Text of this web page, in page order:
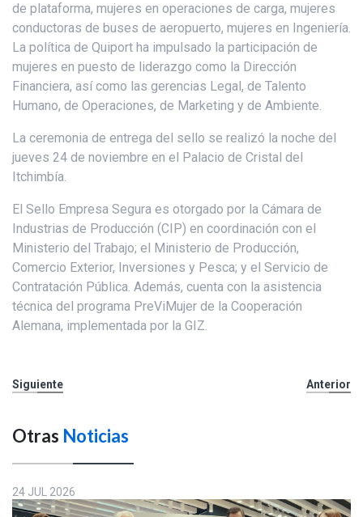
de plataforma, mujeres en operaciones de carga, mujeres
conductoras de buses de aeropuerto, mujeres en Ingeniería.
La política de Quiport ha impulsado la participación de
mujeres en puesto de liderazgo como la Dirección
Financiera, así como las gerencias Legal, de Talento
Humano, de Operaciones, de Marketing y de Ambiente.
La ceremonia de entrega del sello se realizó la noche del
jueves 24 de noviembre en el Palacio de Cristal del
Itchimbía.
El Sello Empresa Segura es otorgado por la Cámara de
Industrias de Producción (CIP) en coordinación con el
Ministerio del Trabajo; el Ministerio de Producción,
Comercio Exterior, Inversiones y Pesca; y el Servicio de
Contratación Pública. Además, cuenta con la asistencia
técnica del programa PreViMujer de la Cooperación
Alemana, implementada por la GIZ.
Siguiente Anterior
Otras Noticias
24 JUL 2026